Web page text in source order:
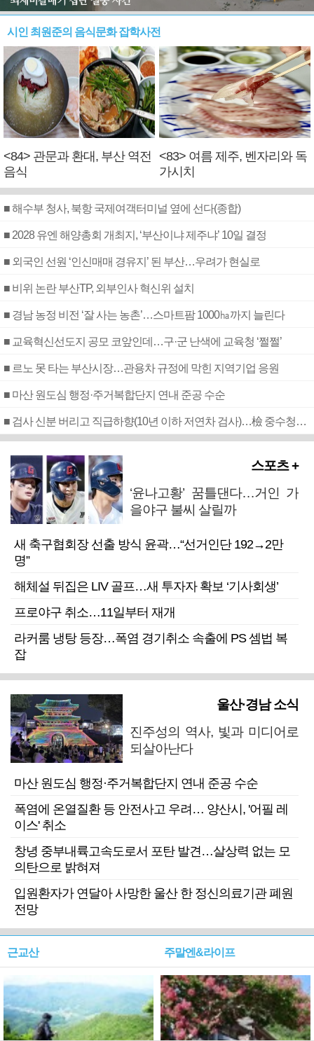
시인 최원준의 음식문화 잡학사전
<84> 관문과 환대, 부산 역전
음식
<83> 여름 제주, 벤자리와 독
가시치
■ 해수부 청사, 북항 국제여객터미널 옆에 선다(종합)
■ 2028 유엔 해양총회 개최지, ‘부산이냐 제주냐’ 10일 결정
■ 외국인 선원 ‘인신매매 경유지’ 된 부산…우려가 현실로
■ 비위 논란 부산TP, 외부인사 혁신위 설치
■ 경남 농정 비전 ‘잘 사는 농촌’…스마트팜 1000㏊까지 늘린다
■ 교육혁신선도지 공모 코앞인데…구·군 난색에 교육청 ‘쩔쩔’
■ 르노 못 타는 부산시장…관용차 규정에 막힌 지역기업 응원
■ 마산 원도심 행정·주거복합단지 연내 준공 수순
■ 검사 신분 버리고 직급하향(10년 이하 저연차 검사)…檢 중수청행 기피
스포츠 +
‘윤나고황’ 꿈틀댄다…거인 가
을야구 불씨 살릴까
새 축구협회장 선출 방식 윤곽…“선거인단 192→2만
명”
해체설 뒤집은 LIV 골프…새 투자자 확보 ‘기사회생’
프로야구 취소…11일부터 재개
라커룸 냉탕 등장…폭염 경기취소 속출에 PS 셈법 복
잡
울산·경남 소식
진주성의 역사, 빛과 미디어로
되살아난다
마산 원도심 행정·주거복합단지 연내 준공 수순
폭염에 온열질환 등 안전사고 우려… 양산시, '어필 레
이스' 취소
창녕 중부내륙고속도로서 포탄 발견…살상력 없는 모
의탄으로 밝혀져
입원환자가 연달아 사망한 울산 한 정신의료기관 폐원
전망
근교산 주말엔&라이프